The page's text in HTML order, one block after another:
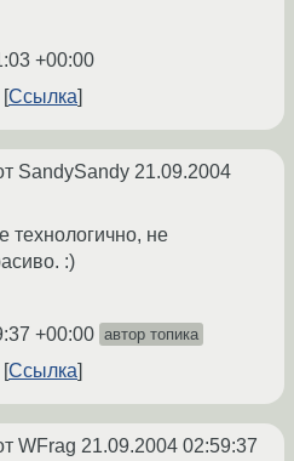
+00:00
Ссылка
SandySandy 21.09.2004
технологично, не
:)
+00:00 автор топика
Ссылка
WFrag 21.09.2004 02:59:37